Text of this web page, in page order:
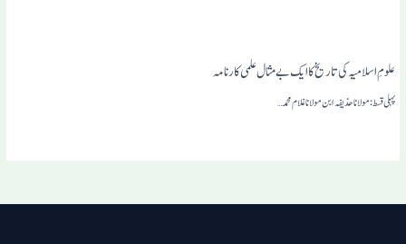
علومِ اسلامیہ کی تاریخ کا ایک بے مثال علمی کارنامہ
پہلی قسط : مولانا حذیفہ ابن مولانا غلام محمد…